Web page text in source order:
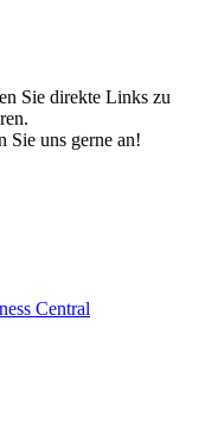
Sie direkte Links zu
Sie uns gerne an!
Central